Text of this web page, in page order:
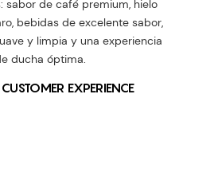
EXPERIENCE
sabor de café premium, hielo
bebidas de excelente sabor,
y limpia y una experiencia
ducha óptima.